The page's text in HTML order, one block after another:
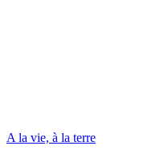
A la vie, à la terre